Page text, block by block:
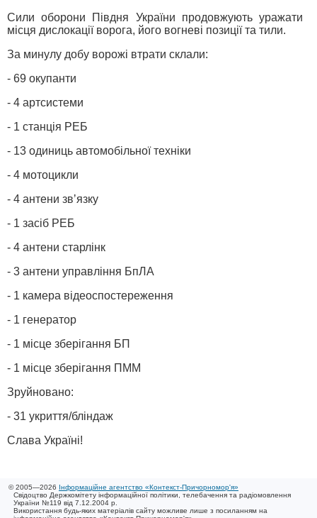
Сили оборони Півдня України продовжують уражати
місця дислокації ворога, його вогневі позиції та тили.
За минулу добу ворожі втрати склали:
- 69 окупанти
- 4 артсистеми
- 1 станція РЕБ
- 13 одиниць автомобільної техніки
- 4 мотоцикли
- 4 антени звʼязку
- 1 засіб РЕБ
- 4 антени старлінк
- 3 антени управління БпЛА
- 1 камера відеоспостереження
- 1 генератор
- 1 місце зберігання БП
- 1 місце зберігання ПММ
Зруйновано:
- 31 укриття/бліндаж
Слава Україні!
© 2005—2026 Інформаційне агентство «Контекст-Причорномор'я»
Свідоцтво Держкомітету інформаційної політики, телебачення та радіомовлення
України №119 від 7.12.2004 р.
Використання будь-яких матеріалів сайту можливе лише з посиланням на